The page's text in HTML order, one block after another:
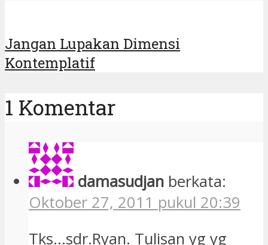
Jangan Lupakan Dimensi
Kontemplatif
1 Komentar
damasudjan berkata:
Oktober 27, 2011 pukul 20:39
Tks…sdr.Ryan. Tulisan yg yg